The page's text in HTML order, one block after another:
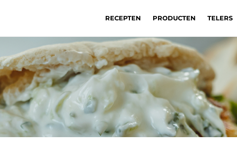
RECEPTEN PRODUCTEN TELERS